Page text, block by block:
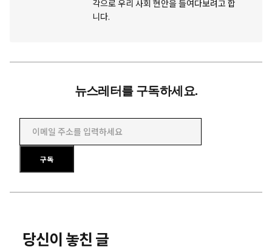
각으로 우리 사회 현안을 들여다보려고 합
니다.
뉴스레터를 구독하세요.
이메일 주소를 입력하세요
구독
당신이 놓친 글